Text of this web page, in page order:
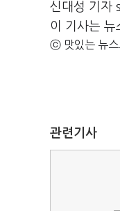
신대성 기
이 기사는 뉴
ⓒ 맛있는 뉴스
관련기사